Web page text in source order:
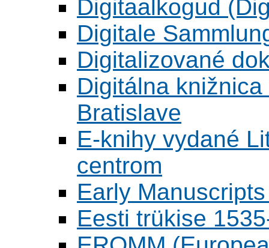
Digitaalkogud
Digitale
Digitalizované
Digitálna
Bratislave
E-knihy vydané
centrom
Early
Eesti trükise